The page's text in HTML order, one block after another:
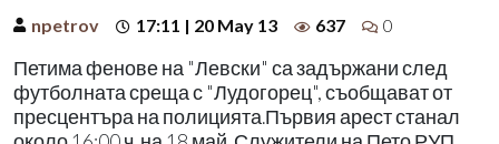
npetrov 17:11 | 20 May 13 637 0
Петима фенове на "Левски" са задържани след
футболната среща с "Лудогорец", съобщават от
пресцентъра на полицията.Първия арест станал